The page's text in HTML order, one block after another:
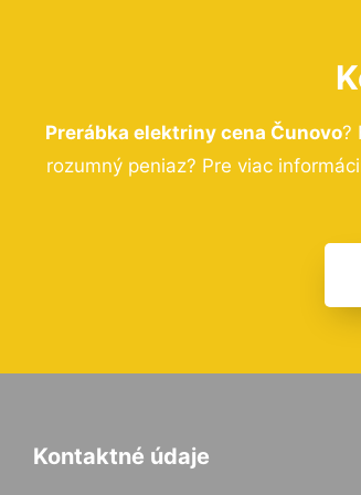
Prerábka elektriny cena Čunovo?
rozumný peniaz? Pre viac
Kontaktné údaje